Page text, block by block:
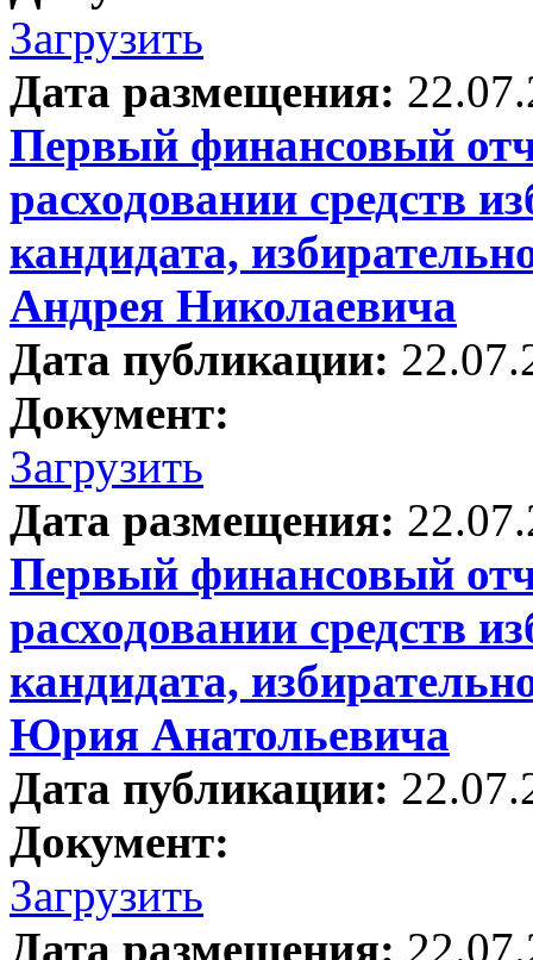
Загрузить
Дата размещения:
Первый финансовый
расходовании средств
кандидата,
Андрея Николаевича
Дата публикации:
Документ:
Загрузить
Дата размещения:
Первый финансовый
расходовании средств
кандидата,
Юрия Анатольевича
Дата публикации:
Документ:
Загрузить
Дата размещения: